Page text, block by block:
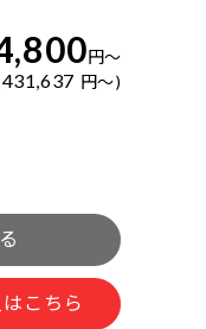
円～
431,637 円～
こちら